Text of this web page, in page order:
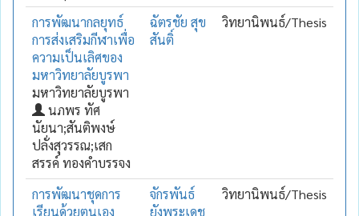
การพัฒนากลยุทธ์
การส่งเสริมกีฬาเพื่อ
ความเป็นเลิศของ
มหาวิทยาลัยบูรพา
มหาวิทยาลัยบูรพา
นภพร ทัศ
นัยนา;สันติพงษ์
ปลั่งสุวรรณ;เสก
สรรค์ ทองคำบรรจง
ฉัตรชัย สุข
สันติ์
วิทยานิพนธ์/Thesis
การพัฒนาชุดการ
เรียนด้วยตนเอง
จักรพันธ์
ยังพระเดช
วิทยานิพนธ์/Thesis